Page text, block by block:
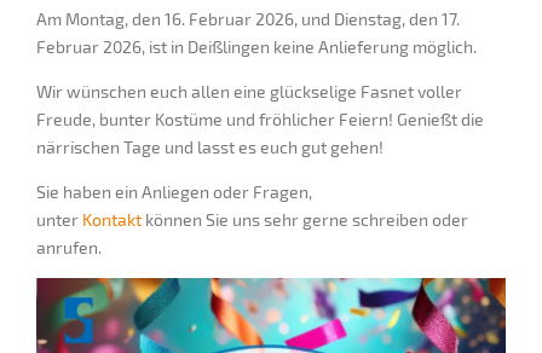
Am Montag, den 16. Februar 2026, und Dienstag, den 17.
Februar 2026, ist in Deißlingen keine Anlieferung möglich.
Wir wünschen euch allen eine glückselige Fasnet voller
Freude, bunter Kostüme und fröhlicher Feiern! Genießt die
närrischen Tage und lasst es euch gut gehen!
Sie haben ein Anliegen oder Fragen,
unter Kontakt können Sie uns sehr gerne schreiben oder
anrufen.